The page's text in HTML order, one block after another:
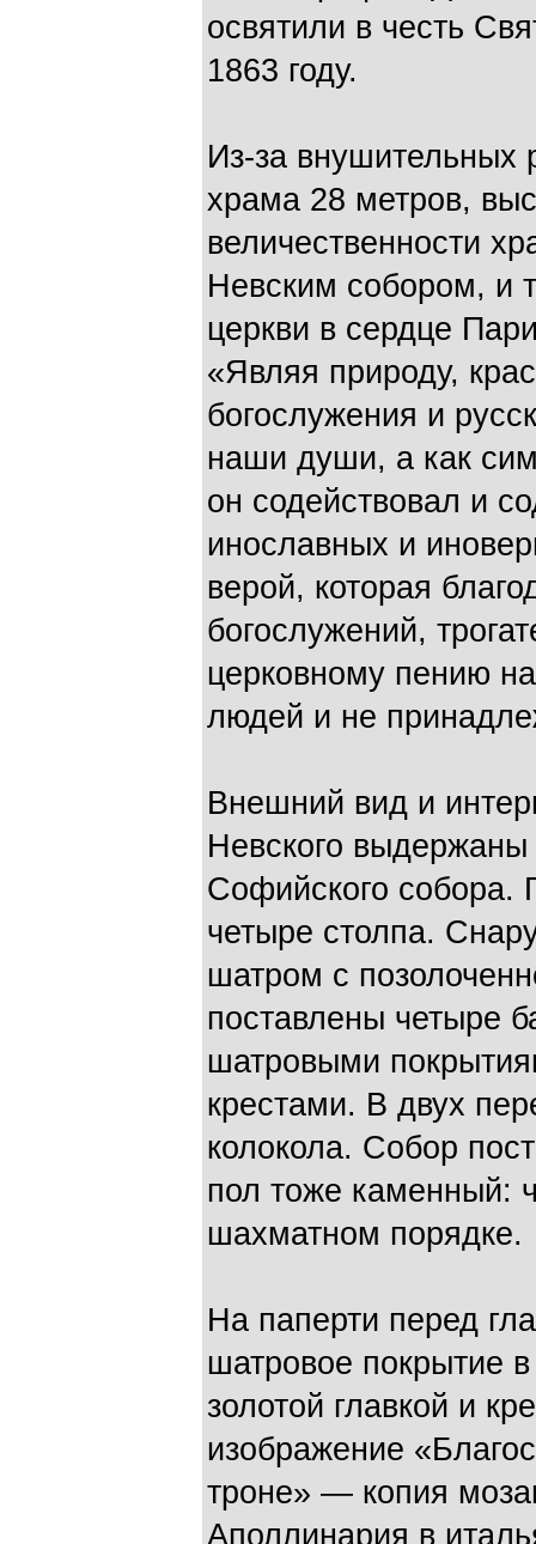
освятили в честь
1863 году.
Из-за внушительных
храма 28 метров,
величественности
Невским собором, и
церкви в сердце
«Являя природу,
богослужения и
наши души, а как
он содействовал и
инославных и
верой, которая
богослужений,
церковному пению
людей и не
Внешний вид и
Невского выдержаны
Софийского собора.
четыре столпа.
шатром с
поставлены четыре
шатровыми
крестами. В двух
колокола. Собор
пол тоже каменный:
шахматном порядке.
На паперти перед
шатровое покрытие
золотой главкой и
изображение
троне» — копия
Аполлинария в